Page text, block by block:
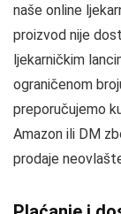
naše online
proizvod nije
ljekarničkim
ograničenom
preporučujemo
Amazon ili DM
prodaje